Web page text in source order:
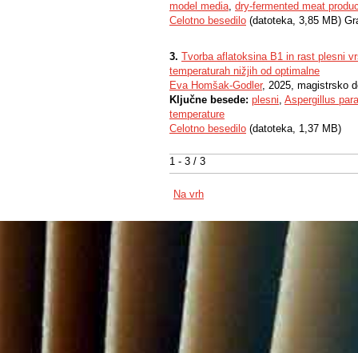
1 - 3 / 3
model media, dry-fermented meat
Celotno besedilo (datoteka, 3,85 MB)
3. Tvorba aflatoksina B1 in rast plesni
temperaturah nižjih od optimalne
Eva Homšak-Godler, 2025, magistrsko
Ključne besede: plesni, Aspergillus
temperature
Celotno besedilo (datoteka, 1,37 MB)
Na vrh